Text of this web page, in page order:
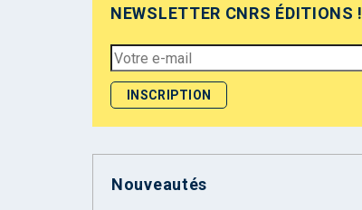
NEWSLETTER CNRS ÉDITIONS !
Nouveautés